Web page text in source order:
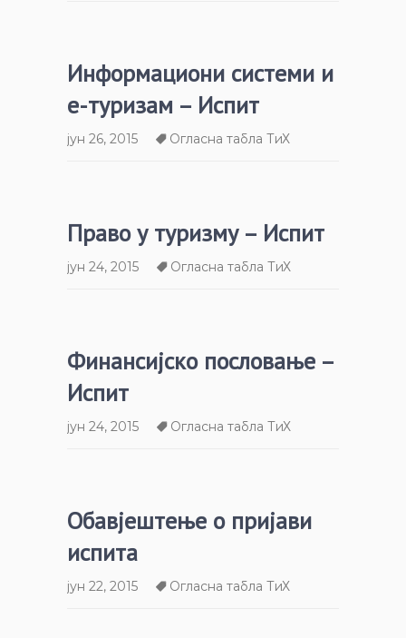
Информациони системи и
е-туризам – Испит
јун 26, 2015 Огласна табла ТиХ
Право у туризму – Испит
јун 24, 2015 Огласна табла ТиХ
Финансијско пословање –
Испит
јун 24, 2015 Огласна табла ТиХ
Обавјештење о пријави
испита
јун 22, 2015 Огласна табла ТиХ